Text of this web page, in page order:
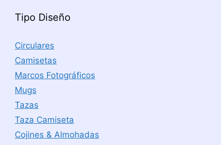
Tipo Diseño
Circulares
Camisetas
Marcos Fotográficos
Mugs
Tazas
Taza Camiseta
Cojines & Almohadas